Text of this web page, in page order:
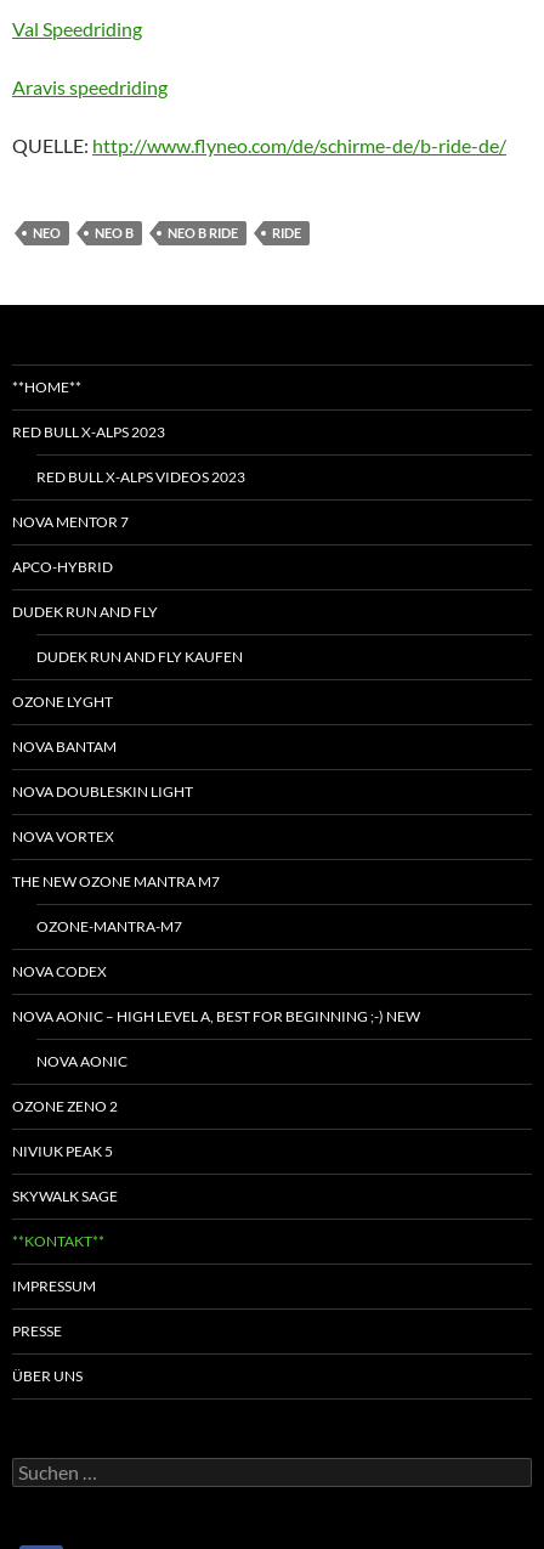
Val Speedriding
Aravis speedriding
QUELLE: http://www.flyneo.com/de/schirme-de/b-ride-de/
NEO NEO B NEO B RIDE RIDE
**HOME**
RED BULL X-ALPS 2023
RED BULL X-ALPS VIDEOS 2023
NOVA MENTOR 7
APCO-HYBRID
DUDEK RUN AND FLY
DUDEK RUN AND FLY KAUFEN
OZONE LYGHT
NOVA BANTAM
NOVA DOUBLESKIN LIGHT
NOVA VORTEX
THE NEW OZONE MANTRA M7
OZONE-MANTRA-M7
NOVA CODEX
NOVA AONIC – HIGH LEVEL A, BEST FOR BEGINNING ;-) NEW
NOVA AONIC
OZONE ZENO 2
NIVIUK PEAK 5
SKYWALK SAGE
**KONTAKT**
IMPRESSUM
PRESSE
ÜBER UNS
Suchen
nach: